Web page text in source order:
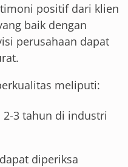
positif dari klien
baik dengan
perusahaan dapat
meliputi:
3 tahun di industri
diperiksa